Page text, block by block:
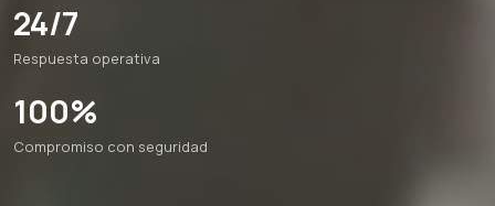
24/7
Respuesta operativa
100%
Compromiso con seguridad